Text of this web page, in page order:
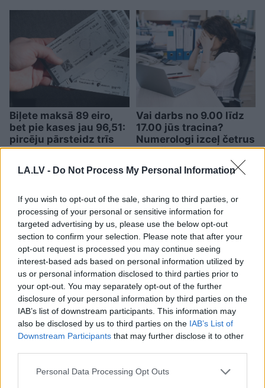
LA.LV - Do Not Process My Personal Information
If you wish to opt-out of the sale, sharing to third parties, or
processing of your personal or sensitive information for
targeted advertising by us, please use the below opt-out
section to confirm your selection. Please note that after your
opt-out request is processed you may continue seeing
interest-based ads based on personal information utilized by
us or personal information disclosed to third parties prior to
your opt-out. You may separately opt-out of the further
disclosure of your personal information by third parties on the
IAB’s list of downstream participants. This information may
also be disclosed by us to third parties on the IAB’s List of
Downstream Participants that may further disclose it to other
Please note that this website/app uses one or more Google
Personal Data Processing Opt Outs
Biļete maksā 89 eiro,
bet pie kases jau 96,51:
pircēju pārsteidz trīs
obligātas komisijas
Vai darbs no 9.00 līdz
17.00 jūs tracina?
Numerologi izceļ četrus
dzimšanas datumus,
brīvība ir īpaši svarīga
“Nabagacilvēki…” Neierasts
skats Rīgā raisa jautājumus